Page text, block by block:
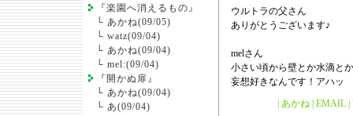
『楽園へ消えるもの』
└ あかね(09/05)
└ watz(09/04)
└ あかね(09/04)
└ mel:(09/04)
『開かぬ扉』
└ あかね(09/04)
└ あ(09/04)
ウルトラの父さん
ありがとうございます♪
melさん
小さい頃から壁とか水滴と
妄想好きなんです！アハッ
| あかね | EMAIL |